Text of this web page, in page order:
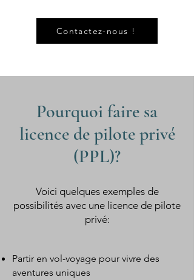
Contactez-nous !
Pourquoi faire sa
licence de pilote privé
(PPL)?
Voici quelques exemples de
possibilités avec une licence de pilote
privé:
Partir en vol-voyage pour vivre des
aventures uniques